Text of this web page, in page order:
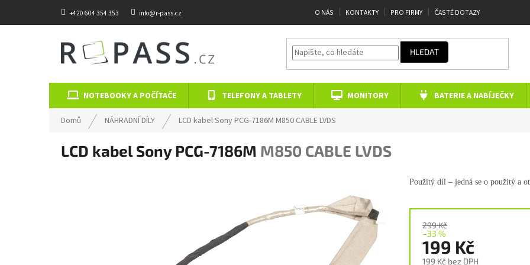
+420 604 354 353 info@r-pass.cz O NÁS KONTAKTY PRO FIRMY ČASTÉ DOTAZY
HLEDAT
NOTEBOOKY A POČÍTAČE TELEFONY A TABLETY MONITORY BATERIE A NABÍJEČKY
Domů NÁHRADNÍ DÍLY LCD kabel Sony PCG-7186M M850 CABLE LVDS
LCD kabel Sony PCG-7186M M850 CABLE LVDS
299 Kč
–33 %
199 Kč
199 Kč bez DPH
Použitý díl – jedná se o použitý a